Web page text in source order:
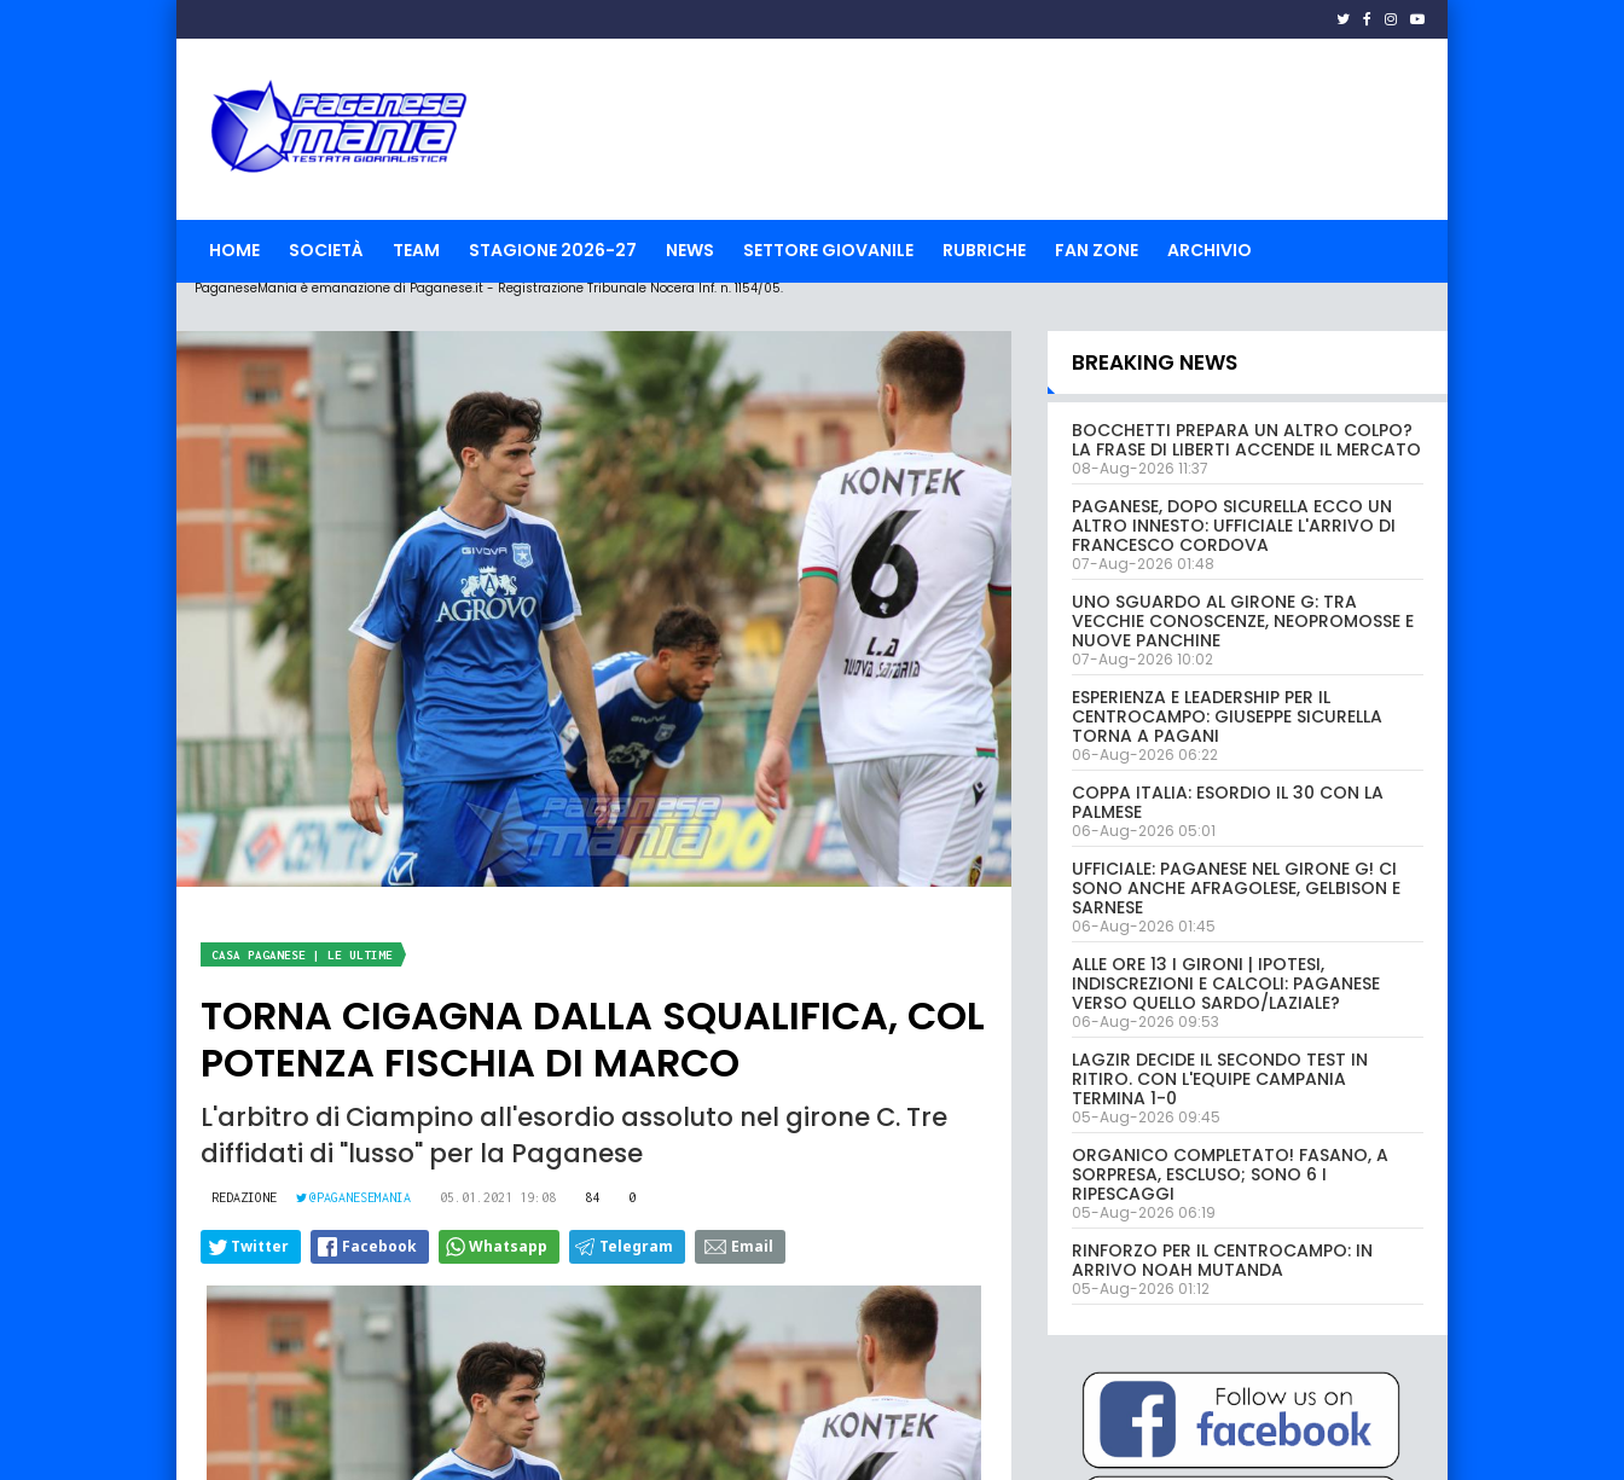
HOME SOCIETÀ TEAM STAGIONE 2026-27 NEWS SETTORE GIOVANILE RUBRICHE FAN ZONE ARCHIVIO
PaganeseMania è emanazione di Paganese.it - Registrazione Tribunale Nocera Inf. n. 1154/05.
CASA PAGANESE | LE ULTIME
TORNA CIGAGNA DALLA SQUALIFICA, COL
POTENZA FISCHIA DI MARCO
L'arbitro di Ciampino all'esordio assoluto nel girone C. Tre
diffidati di "lusso" per la Paganese
REDAZIONE @PAGANESEMANIA 05.01.2021 19:08 84 0
Twitter Facebook Whatsapp Telegram Email
BREAKING NEWS
BOCCHETTI PREPARA UN ALTRO COLPO?
LA FRASE DI LIBERTI ACCENDE IL MERCATO
08-Aug-2026 11:37
PAGANESE, DOPO SICURELLA ECCO UN
ALTRO INNESTO: UFFICIALE L'ARRIVO DI
FRANCESCO CORDOVA
07-Aug-2026 01:48
UNO SGUARDO AL GIRONE G: TRA
VECCHIE CONOSCENZE, NEOPROMOSSE E
NUOVE PANCHINE
07-Aug-2026 10:02
ESPERIENZA E LEADERSHIP PER IL
CENTROCAMPO: GIUSEPPE SICURELLA
TORNA A PAGANI
06-Aug-2026 06:22
COPPA ITALIA: ESORDIO IL 30 CON LA
PALMESE
06-Aug-2026 05:01
UFFICIALE: PAGANESE NEL GIRONE G! CI
SONO ANCHE AFRAGOLESE, GELBISON E
SARNESE
06-Aug-2026 01:45
ALLE ORE 13 I GIRONI | IPOTESI,
INDISCREZIONI E CALCOLI: PAGANESE
VERSO QUELLO SARDO/LAZIALE?
06-Aug-2026 09:53
LAGZIR DECIDE IL SECONDO TEST IN
RITIRO. CON L'EQUIPE CAMPANIA
TERMINA 1-0
05-Aug-2026 09:45
ORGANICO COMPLETATO! FASANO, A
SORPRESA, ESCLUSO; SONO 6 I
RIPESCAGGI
05-Aug-2026 06:19
RINFORZO PER IL CENTROCAMPO: IN
ARRIVO NOAH MUTANDA
05-Aug-2026 01:12